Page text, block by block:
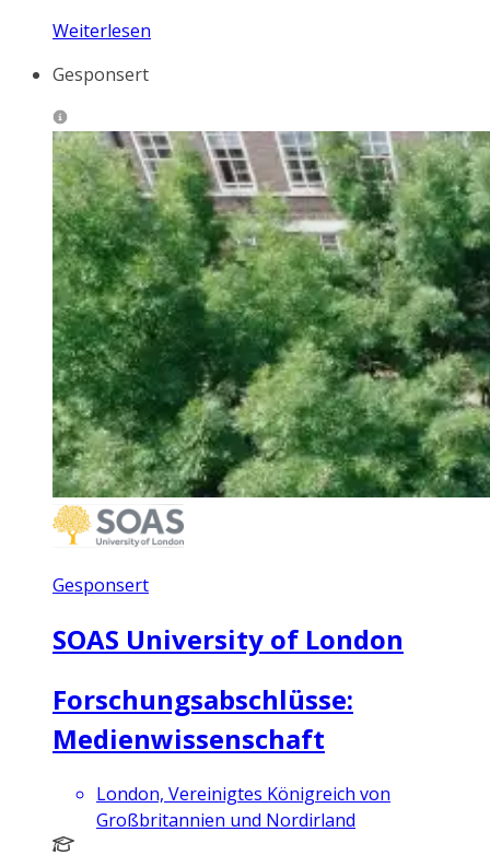
Weiterlesen
Gesponsert
Gesponsert
SOAS University of London
Forschungsabschlüsse:
Medienwissenschaft
London, Vereinigtes Königreich von
Großbritannien und Nordirland